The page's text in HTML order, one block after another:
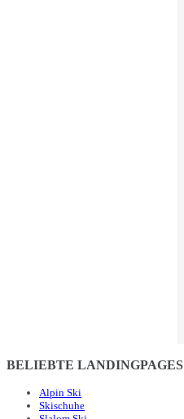
BELIEBTE LANDINGPAGES
Alpin Ski
Skischuhe